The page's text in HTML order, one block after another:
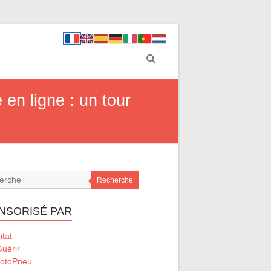
en ligne : un tour
Recherche
PAR